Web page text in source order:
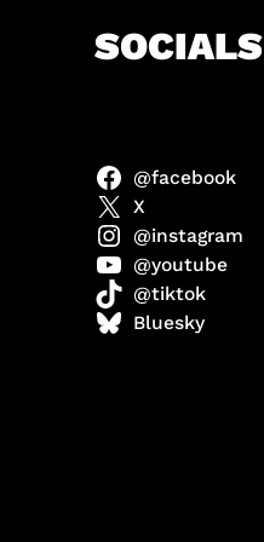
SOCIALS
@facebook
X
@instagram
@youtube
@tiktok
Bluesky